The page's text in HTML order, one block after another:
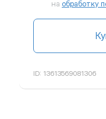
на обработку
ID: 13613569081306